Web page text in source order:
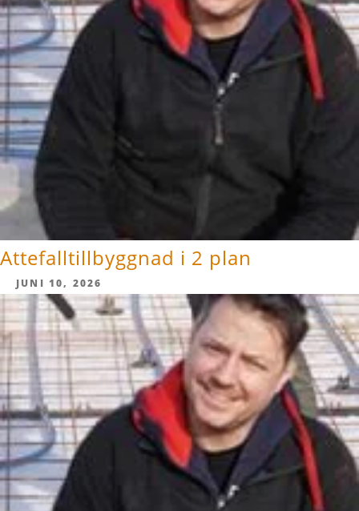
Attefalltillbyggnad i 2 plan
JUNI 10, 2026